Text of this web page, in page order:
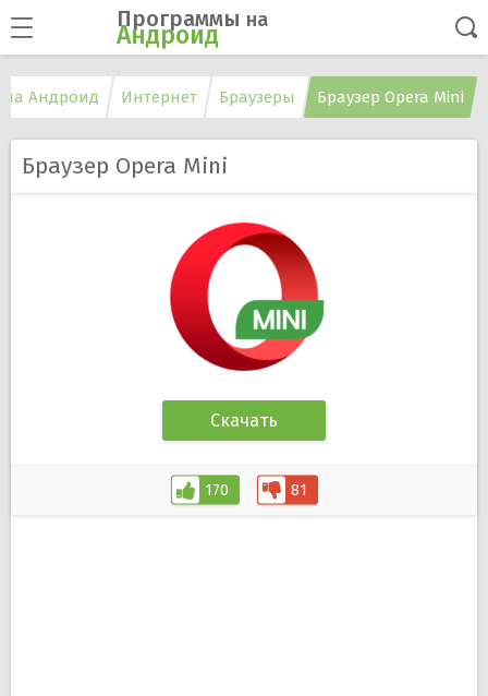
Программы на
Андроид
Андроид Интернет Браузеры Браузер Opera Mini
Браузер Opera Mini
Скачать
170 81